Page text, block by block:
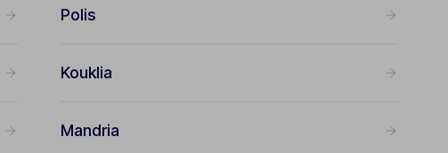
Polis
Kouklia
Mandria